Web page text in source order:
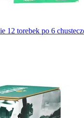
12 torebek po 6